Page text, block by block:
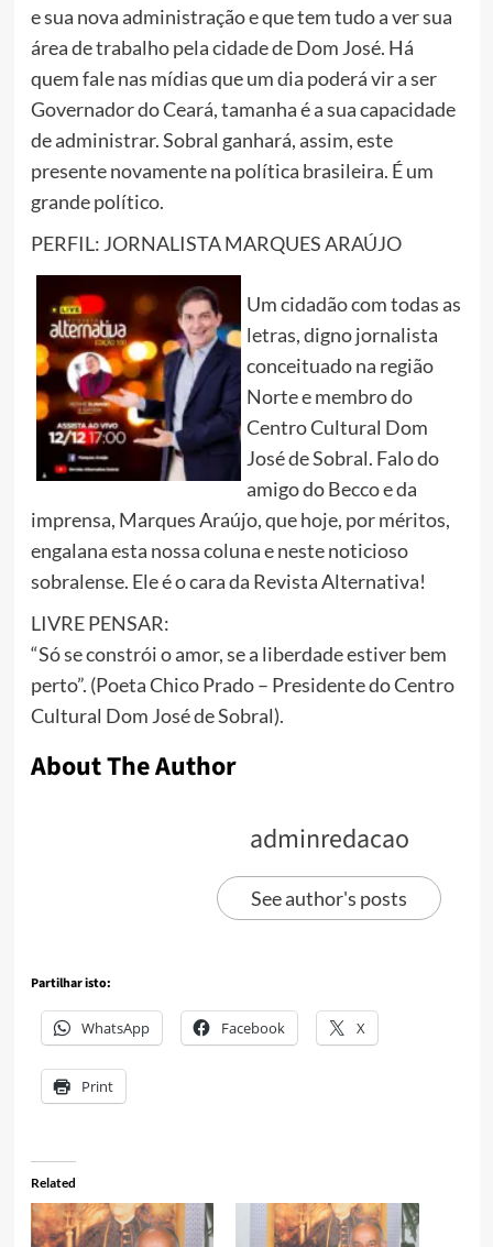
e sua nova administração e que tem tudo a ver sua
área de trabalho pela cidade de Dom José. Há
quem fale nas mídias que um dia poderá vir a ser
Governador do Ceará, tamanha é a sua capacidade
de administrar. Sobral ganhará, assim, este
presente novamente na política brasileira. É um
grande político.
PERFIL: JORNALISTA MARQUES ARAÚJO
Um cidadão com todas as
letras, digno jornalista
conceituado na região
Norte e membro do
Centro Cultural Dom
José de Sobral. Falo do
amigo do Becco e da
imprensa, Marques Araújo, que hoje, por méritos,
engalana esta nossa coluna e neste noticioso
sobralense. Ele é o cara da Revista Alternativa!
LIVRE PENSAR:
“Só se constrói o amor, se a liberdade estiver bem
perto”. (Poeta Chico Prado – Presidente do Centro
Cultural Dom José de Sobral).
About The Author
adminredacao
See author's posts
Partilhar isto:
WhatsApp Facebook X
Print
Related